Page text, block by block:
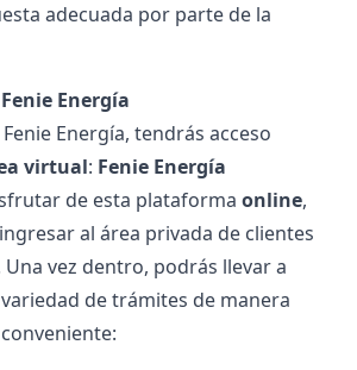
adecuada por parte de la
Energía
Energía, tendrás acceso
virtual: Fenie Energía
de esta plataforma online,
al área privada de clientes
Una vez dentro, podrás llevar a
de trámites de manera